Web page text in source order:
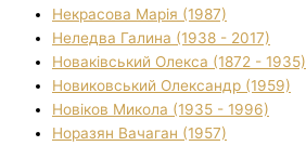
Некрасова Марія (1987)
Неледва Галина (1938 - 2017)
Новаківський Олекса (1872 - 1935)
Новиковський Олександр (1959)
Новіков Микола (1935 - 1996)
Норазян Вачаган (1957)